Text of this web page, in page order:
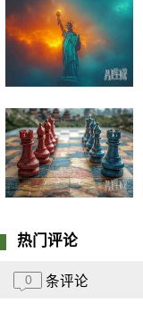
热门评论
0 条评论